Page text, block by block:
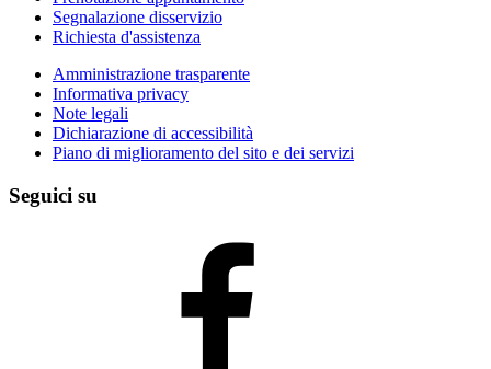
Segnalazione disservizio
Richiesta d'assistenza
Amministrazione trasparente
Informativa privacy
Note legali
Dichiarazione di accessibilità
Piano di miglioramento del sito e dei servizi
Seguici su